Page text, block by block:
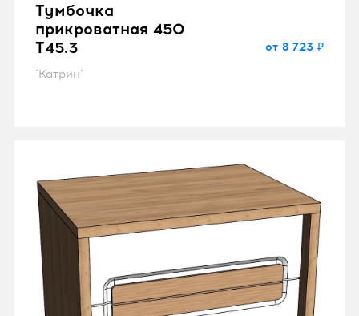
Тумбочка
прикроватная 450
T45.3
"Катрин"
от 8 723 ₽